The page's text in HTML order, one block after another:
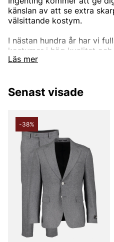
Läs mer
känslan av att se extra
välsittande kostym.
I nästan hundra år har vi
kostymer i hög kvalitet och
Genom att arbeta med
kostymer inte att göra dig
bröllopsdag. Eller om du
mannen på jobbet, på
Upptäck vårt breda utbud
Andra populära
Björn Borg
Replay
Oscar Jacobson
Senast visade
-38%